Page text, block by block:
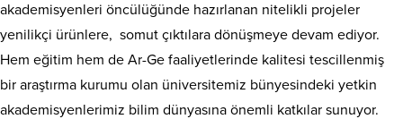
akademisyenleri öncülüğünde hazırlanan nitelikli projeler
yenilikçi ürünlere, somut çıktılara dönüşmeye devam ediyor.
Hem eğitim hem de Ar-Ge faaliyetlerinde kalitesi tescillenmiş
bir araştırma kurumu olan üniversitemiz bünyesindeki yetkin
akademisyenlerimiz bilim dünyasına önemli katkılar sunuyor.